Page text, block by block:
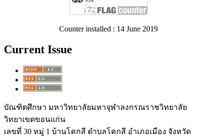
Counter installed : 14 June 2019
Current Issue
บัณฑิตศึกษา มหาวิทยาลัยมหาจุฬาลงกรณราชวิทยาลัย
วิทยาเขตขอนแก่น
เลขที่ 30 หมู่ 1 บ้านโคกสี ตำบลโคกสี อำเภอเมือง จังหวัด